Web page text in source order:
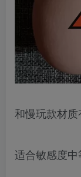
和慢玩款材质
适合敏感度中